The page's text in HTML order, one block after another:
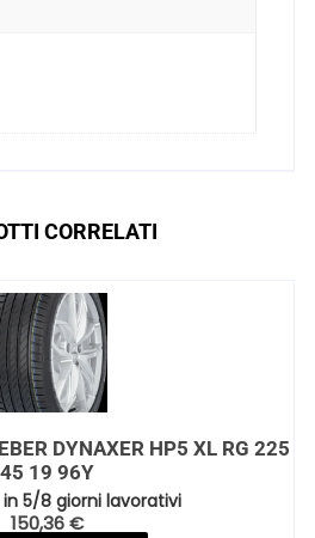
CORRELATI
DYNAXER HP5 XL RG 225
45 19 96Y
5/8 giorni lavorativi
150,36€